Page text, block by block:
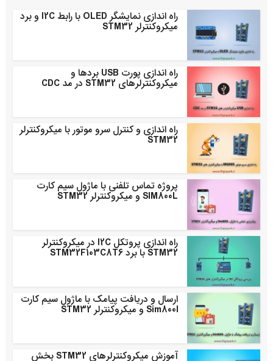
راه اندازی نمایشگر OLED با رابط I2C و برد
میکروکنترلر STM32
راه اندازی پورت USB بردها و
میکروکنترلرهای STM32 در مد CDC
راه اندازی و کنترل سرو موتور با میکروکنترلر
STM32
پروژه تماس تلفنی با ماژول سیم کارت
SIM800L و میکروکنترلر STM32
راه اندازی پروتکل I2C در میکروکنترلر
STM32 با برد STM32F103C8T6
ارسال و دریافت پیامک با ماژول سیم کارت
Sim800l و میکروکنترلر STM32
آموزش میکروکنترلرهای STM32 بخش